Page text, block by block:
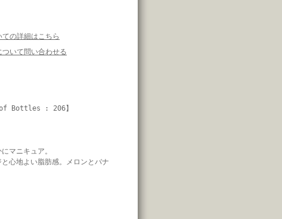
の詳細はこちら
ついて問い合わせる
Bottles : 206】
マニキュア。
心地よい脂肪感。メロンとバナ